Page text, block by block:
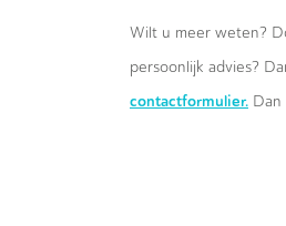
Wilt u meer weten?
persoonlijk advies?
contactformulier.